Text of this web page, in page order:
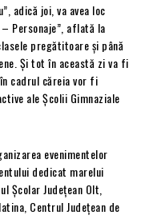
adică joi, va avea loc
Personaje”, aflată la
pregătitoare și până
Și tot în această zi va fi
cadrul căreia vor fi
ale Şcolii Gimnaziale
evenimentelor
dedicat marelui
Școlar Județean Olt,
Centrul Județean de